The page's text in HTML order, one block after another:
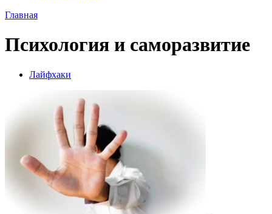
Главная
Психология и саморазвитие
Лайфхаки